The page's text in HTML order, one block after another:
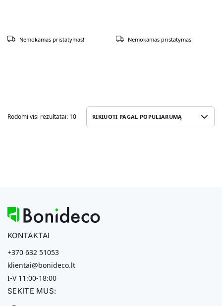
Nemokamas pristatymas! Nemokamas pristatymas!
Rodomi visi rezultatai: 10
KONTAKTAI
+370 632 51053
klientai@bonideco.lt
I-V 11:00-18:00
SEKITE MUS: